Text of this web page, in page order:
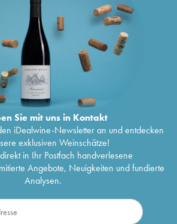
Sie mit uns in Kontakt
iDealwine-Newsletter an und entdecken
exklusiven Weinschätze!
in Ihr Postfach handverlesene
Angebote, Neuigkeiten und fundierte
Analysen.